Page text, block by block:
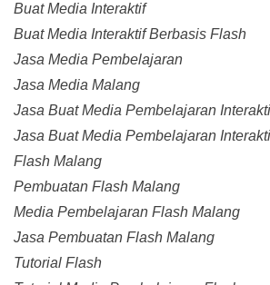
Buat Media Interaktif
Buat Media Interaktif Berbasis Flash
Jasa Media Pembelajaran
Jasa Media Malang
Jasa Buat Media Pembelajaran
Jasa Buat Media Pembelajaran
Flash Malang
Pembuatan Flash Malang
Media Pembelajaran Flash Malang
Jasa Pembuatan Flash Malang
Tutorial Flash